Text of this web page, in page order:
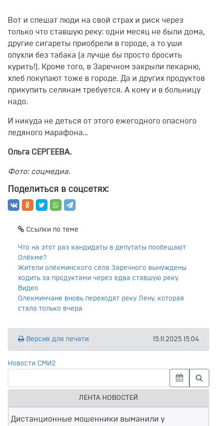
Вот и спешат люди на свой страх и риск через
только что ставшую реку: одни месяц не были дома,
другие сигареты приобрели в городе, а то уши
опухли без табака (а лучше бы просто бросить
курить!). Кроме того, в Заречном закрыли пекарню,
хлеб покупают тоже в городе. Да и других продуктов
прикупить селянам требуется. А кому и в больницу
надо.
И никуда не деться от этого ежегодного опасного
ледяного марафона…
Ольга СЕРГЕЕВА.
Фото: соцмедиа.
Поделиться в соцсетях:
Ссылки по теме
Что на этот раз кандидаты в депутаты пообещают
Олёкме?
Жители олёкминского села Заречного вынуждены
ходить за продуктами через едва ставшую реку.
Видео
Олекминчане вновь переходят реку Лену, которая
стала только вчера
Версия для печати 15.11.2025 15:04
Новости СМИ2
ЛЕНТА НОВОСТЕЙ
Дистанционные мошенники выманили у